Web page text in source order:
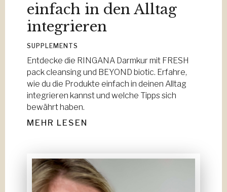
einfach in den Alltag
integrieren
SUPPLEMENTS
Entdecke die RINGANA Darmkur mit FRESH
pack cleansing und BEYOND biotic. Erfahre,
wie du die Produkte einfach in deinen Alltag
integrieren kannst und welche Tipps sich
bewährt haben.
MEHR LESEN